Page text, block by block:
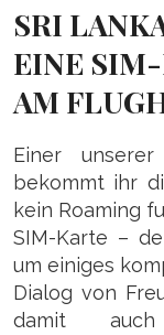
SRI
EINE
AM
Einer
bekommt ihr
kein Roaming
SIM-Karte –
um einiges
Dialog von
damit